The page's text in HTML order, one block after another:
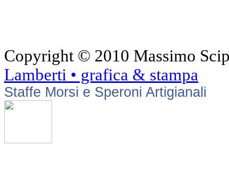
Copyright © 2010 Massimo
Lamberti • grafica & stampa
Staffe Morsi e Speroni Artigianali